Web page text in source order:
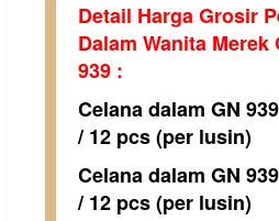
Detail Harga Grosir
Dalam Wanita
939 :
Celana dalam GN
/ 12 pcs (per lusin)
Celana dalam GN
/ 12 pcs (per lusin)